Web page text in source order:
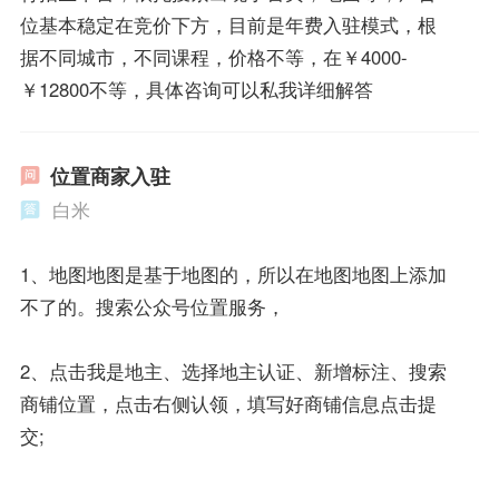
位基本稳定在竞价下方，目前是年费入驻模式，根
据不同城市，不同课程，价格不等，在￥4000-
￥12800不等，具体咨询可以私我详细解答
位置商家入驻
白米
1、地图地图是基于地图的，所以在地图地图上添加
不了的。搜索公众号位置服务，
2、点击我是地主、选择地主认证、新增标注、搜索
商铺位置，点击右侧认领，填写好商铺信息点击提
交;